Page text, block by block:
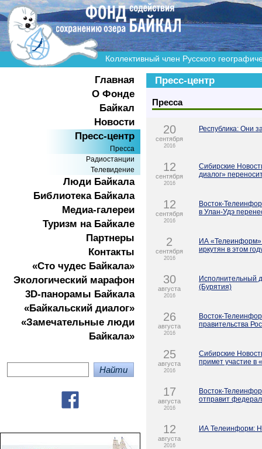
Коллективный член Русского
Главная
О Фонде
Байкал
Новости
Пресс-центр
Пресса
Радиостанции
Телевидение
Люди Байкала
Библиотека Байкала
Медиа-галереи
Туризм на Байкале
Партнеры
Контакты
«Сто чудес Байкала»
Экологичеcкий марафон
3D-панорамы Байкала
«Байкальский диалог»
«Замечательные люди
Байкала»
Пресс-центр
Пресса
20
сентября
2016
Республика: Они
12
сентября
2016
Сибирские
диалог»
12
сентября
2016
Восток-
в Улан-Удэ
2
сентября
2016
ИА
иркутян в этом
30
августа
2016
Исполнительный
(Бурятия)
26
августа
2016
Восток-
правительства
25
августа
2016
Сибирские
примет участие в
17
августа
2016
Восток-
отправит
12
августа
2016
ИА Телеинформ: